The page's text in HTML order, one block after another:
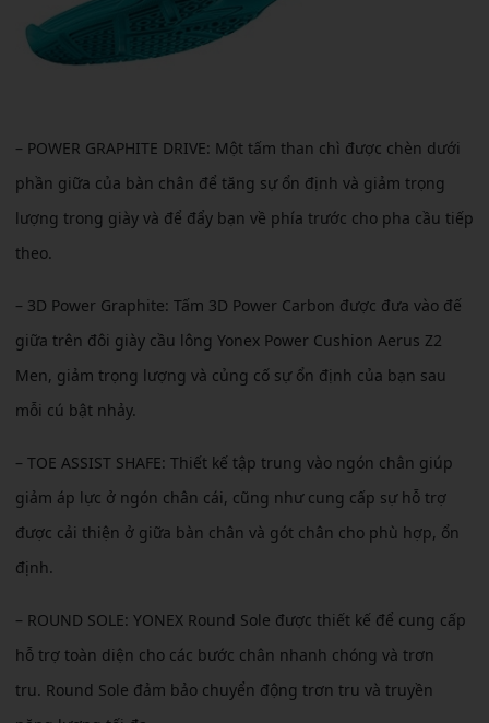
– POWER GRAPHITE DRIVE: Một tấm than chì được chèn dưới
phần giữa của bàn chân để tăng sự ổn định và giảm trọng
lượng trong giày và để đẩy bạn về phía trước cho pha cầu tiếp
theo.
– 3D Power Graphite: Tấm 3D Power Carbon được đưa vào đế
giữa trên đôi giày cầu lông Yonex Power Cushion Aerus Z2
Men, giảm trọng lượng và củng cố sự ổn định của bạn sau
mỗi cú bật nhảy.
– TOE ASSIST SHAFE: Thiết kế tập trung vào ngón chân giúp
giảm áp lực ở ngón chân cái, cũng như cung cấp sự hỗ trợ
được cải thiện ở giữa bàn chân và gót chân cho phù hợp, ổn
định.
– ROUND SOLE: YONEX Round Sole được thiết kế để cung cấp
hỗ trợ toàn diện cho các bước chân nhanh chóng và trơn
tru. Round Sole đảm bảo chuyển động trơn tru và truyền